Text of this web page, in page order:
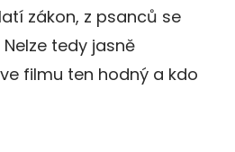
zákon, z psanců se
tedy jasně
filmu ten hodný a kdo